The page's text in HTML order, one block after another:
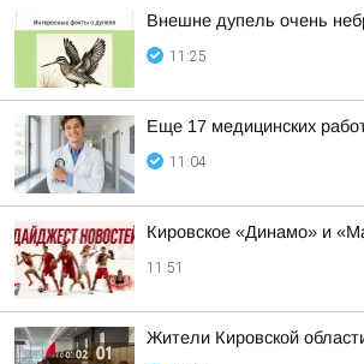
Внешне дупель очень
11:25
Еще 17 медицинских
11:04
Кировское «Динамо» и
11:51
Жители Кировской